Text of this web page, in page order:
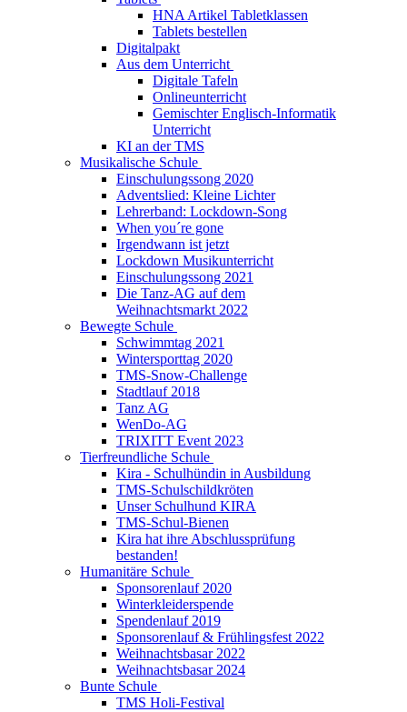
HNA Artikel Tabletklassen
Tablets bestellen
Digitalpakt
Aus dem Unterricht
Digitale Tafeln
Onlineunterricht
Gemischter Englisch-Informatik
Unterricht
KI an der TMS
Musikalische Schule
Einschulungssong 2020
Adventslied: Kleine Lichter
Lehrerband: Lockdown-Song
When you´re gone
Irgendwann ist jetzt
Lockdown Musikunterricht
Einschulungssong 2021
Die Tanz-AG auf dem
Weihnachtsmarkt 2022
Bewegte Schule
Schwimmtag 2021
Wintersporttag 2020
TMS-Snow-Challenge
Stadtlauf 2018
Tanz AG
WenDo-AG
TRIXITT Event 2023
Tierfreundliche Schule
Kira - Schulhündin in Ausbildung
TMS-Schulschildkröten
Unser Schulhund KIRA
TMS-Schul-Bienen
Kira hat ihre Abschlussprüfung
bestanden!
Humanitäre Schule
Sponsorenlauf 2020
Winterkleiderspende
Spendenlauf 2019
Sponsorenlauf & Frühlingsfest 2022
Weihnachtsbasar 2022
Weihnachtsbasar 2024
Bunte Schule
TMS Holi-Festival